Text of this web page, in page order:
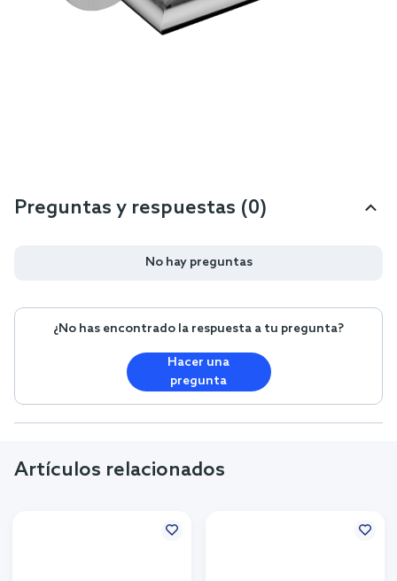
Preguntas y respuestas (0)
No hay preguntas
¿No has encontrado la respuesta a tu pregunta?
Hacer una
pregunta
Artículos relacionados